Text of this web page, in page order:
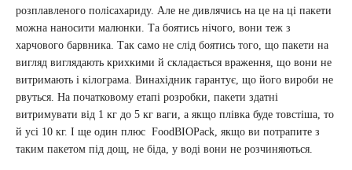
розплавленого полісахариду. Але не дивлячись на це на ці пакети
можна наносити малюнки. Та боятись нічого, вони теж з
харчового барвника. Так само не слід боятись того, що пакети на
вигляд виглядають крихкими й складається враження, що вони не
витримають і кілограма. Винахідник гарантує, що його вироби не
рвуться. На початковому етапі розробки, пакети здатні
витримувати від 1 кг до 5 кг ваги, а якщо плівка буде товстіша, то
й усі 10 кг. І ще один плюс FoodBIOPack, якщо ви потрапите з
таким пакетом під дощ, не біда, у воді вони не розчиняються.